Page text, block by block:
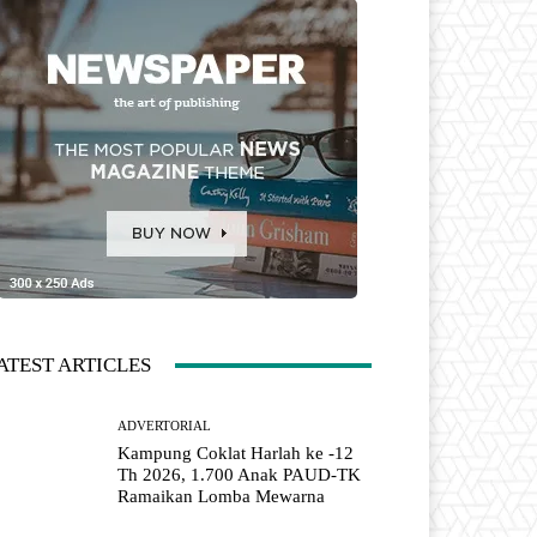
ARTICLES
ADVERTORIAL
Kampung Coklat Harlah ke -12
Th 2026, 1.700 Anak PAUD-TK
Ramaikan Lomba Mewarna